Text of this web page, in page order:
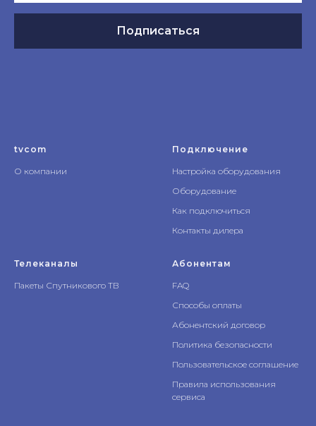
Подписаться
tvcom
О компании
Подключение
Настройка оборудования
Оборудование
Как подключиться
Контакты дилера
Телеканалы
Пакеты Спутникового ТВ
Абонентам
FAQ
Способы оплаты
Абонентский договор
Политика безопасности
Пользовательское соглашение
Правила иcпользования
сервиса